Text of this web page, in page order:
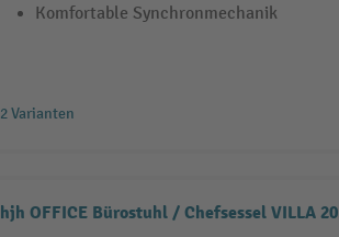
Komfortable Synchronmechanik
2 Varianten
hjh OFFICE Bürostuhl / Chefsessel VILLA 20